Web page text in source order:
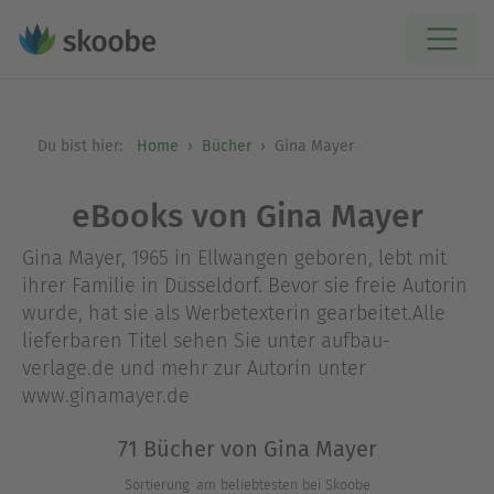
Du bist hier: Home Bücher Gina Mayer
eBooks von Gina Mayer
Gina Mayer, 1965 in Ellwangen geboren, lebt mit
ihrer Familie in Düsseldorf. Bevor sie freie Autorin
wurde, hat sie als Werbetexterin gearbeitet.Alle
lieferbaren Titel sehen Sie unter aufbau-
verlage.de und mehr zur Autorin unter
www.ginamayer.de
71 Bücher von Gina Mayer
Sortierung: am beliebtesten bei Skoobe